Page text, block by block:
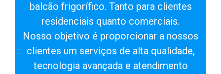
balcão frigorífico. Tanto para clientes
residenciais quanto comerciais.
Nosso objetivo é proporcionar a nossos
clientes um serviços de alta qualidade,
tecnologia avançada e atendimento